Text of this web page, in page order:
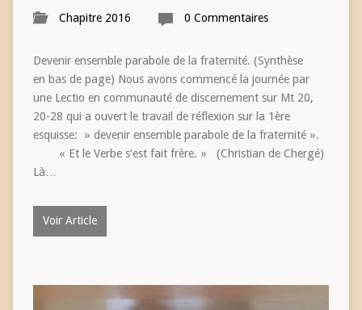
Chapitre 2016 0 Commentaires
Devenir ensemble parabole de la fraternité. (Synthèse
en bas de page) Nous avons commencé la journée par
une Lectio en communauté de discernement sur Mt 20,
20-28 qui a ouvert le travail de réflexion sur la 1ère
esquisse: » devenir ensemble parabole de la fraternité ».
« Et le Verbe s’est fait frère. » (Christian de Chergé)
Là…
Voir Article